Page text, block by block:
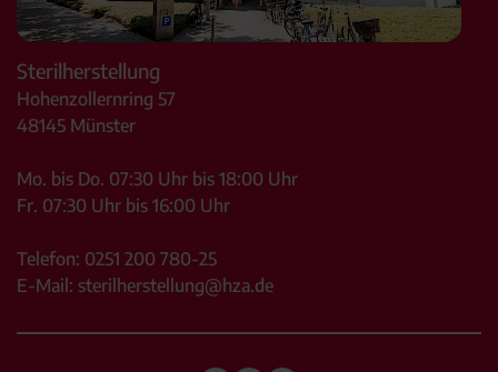
Sterilherstellung
Hohenzollernring 57
48145 Münster
Mo. bis Do. 07:30 Uhr bis 18:00 Uhr
Fr. 07:30 Uhr bis 16:00 Uhr
Telefon: 0251 200 780-25
E-Mail: sterilherstellung@hza.de